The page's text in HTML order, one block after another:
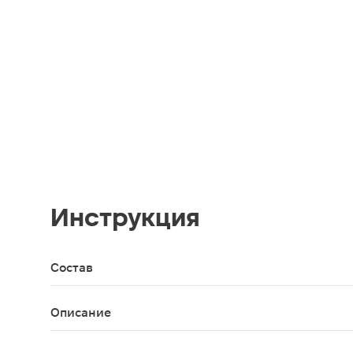
Инструкция
Состав
Описание